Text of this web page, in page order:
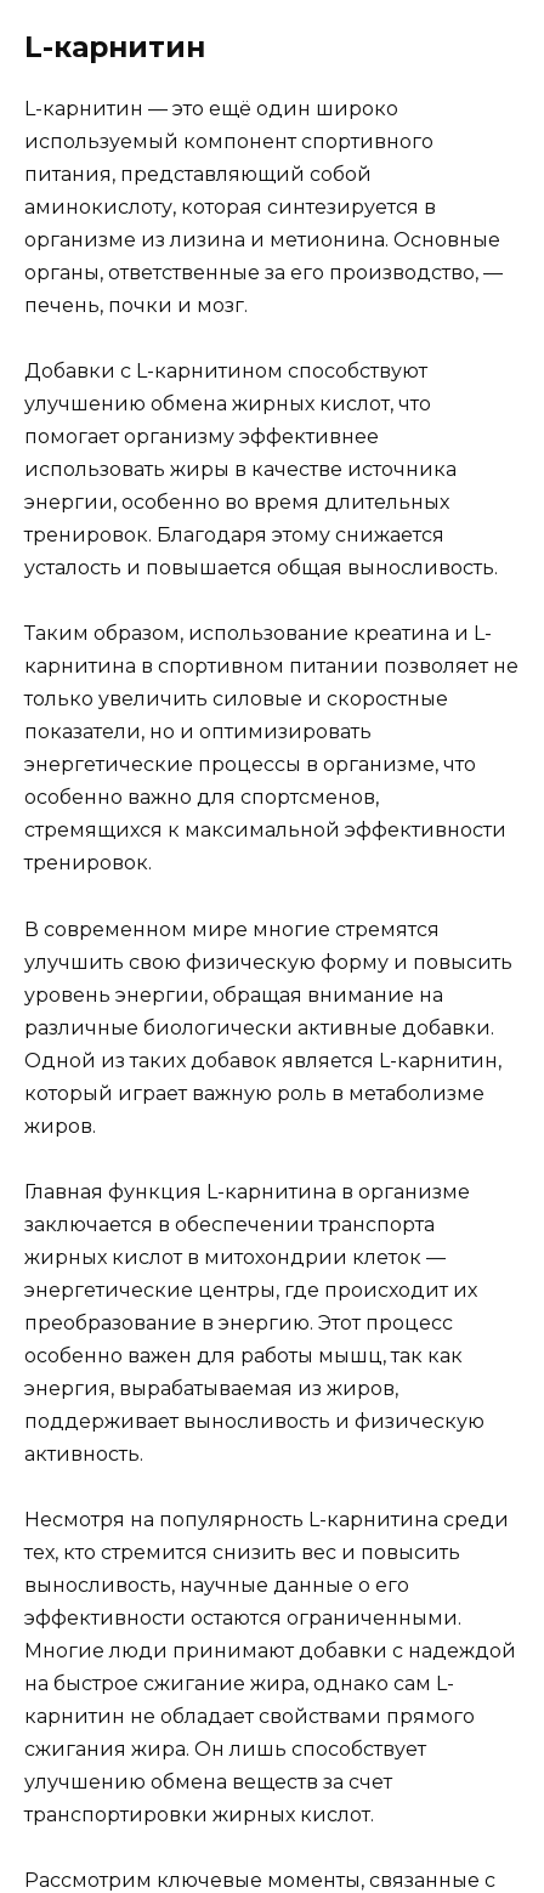
L-карнитин
L-карнитин — это ещё один широко
используемый компонент спортивного
питания, представляющий собой
аминокислоту, которая синтезируется в
организме из лизина и метионина. Основные
органы, ответственные за его производство, —
печень, почки и мозг.
Добавки с L-карнитином способствуют
улучшению обмена жирных кислот, что
помогает организму эффективнее
использовать жиры в качестве источника
энергии, особенно во время длительных
тренировок. Благодаря этому снижается
усталость и повышается общая выносливость.
Таким образом, использование креатина и L-
карнитина в спортивном питании позволяет не
только увеличить силовые и скоростные
показатели, но и оптимизировать
энергетические процессы в организме, что
особенно важно для спортсменов,
стремящихся к максимальной эффективности
тренировок.
В современном мире многие стремятся
улучшить свою физическую форму и повысить
уровень энергии, обращая внимание на
различные биологически активные добавки.
Одной из таких добавок является L-карнитин,
который играет важную роль в метаболизме
жиров.
Главная функция L-карнитина в организме
заключается в обеспечении транспорта
жирных кислот в митохондрии клеток —
энергетические центры, где происходит их
преобразование в энергию. Этот процесс
особенно важен для работы мышц, так как
энергия, вырабатываемая из жиров,
поддерживает выносливость и физическую
активность.
Несмотря на популярность L-карнитина среди
тех, кто стремится снизить вес и повысить
выносливость, научные данные о его
эффективности остаются ограниченными.
Многие люди принимают добавки с надеждой
на быстрое сжигание жира, однако сам L-
карнитин не обладает свойствами прямого
сжигания жира. Он лишь способствует
улучшению обмена веществ за счет
транспортировки жирных кислот.
Рассмотрим ключевые моменты, связанные с